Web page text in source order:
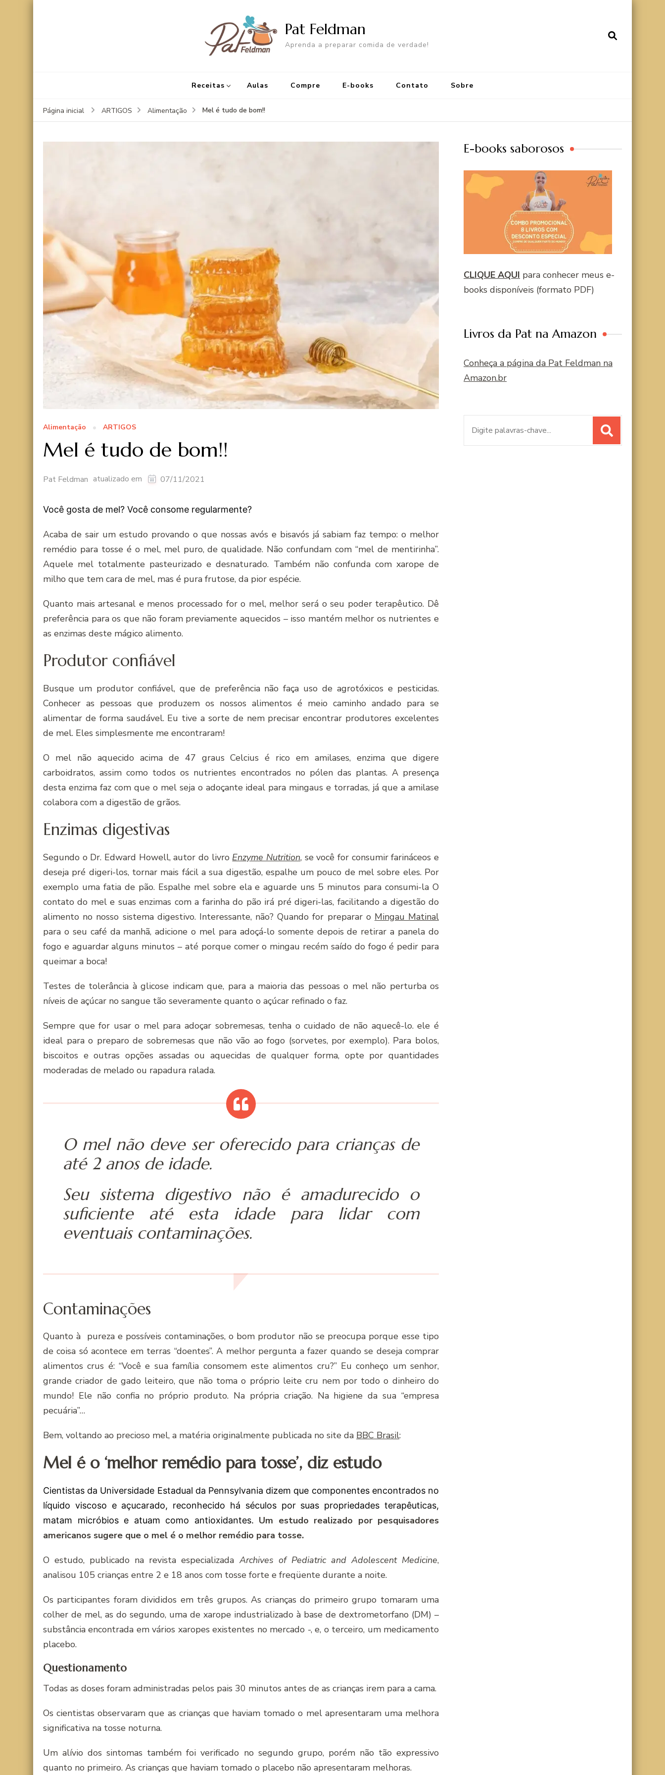
Pat Feldman
Aprenda a preparar comida de verdade!
Receitas Aulas Compre E-books Contato Sobre
Página inicial ARTIGOS Alimentação Mel é tudo de bom!!
Alimentação ARTIGOS
Mel é tudo de bom!!
Pat Feldman atualizado em 07/11/2021
Você gosta de mel? Você consome regularmente?
Acaba de sair um estudo provando o que nossas avós e bisavós já sabiam faz tempo: o melhor
remédio para tosse é o mel, mel puro, de qualidade. Não confundam com “mel de mentirinha”.
Aquele mel totalmente pasteurizado e desnaturado. Também não confunda com xarope de
milho que tem cara de mel, mas é pura frutose, da pior espécie.
Quanto mais artesanal e menos processado for o mel, melhor será o seu poder terapêutico. Dê
preferência para os que não foram previamente aquecidos – isso mantém melhor os nutrientes e
as enzimas deste mágico alimento.
Produtor confiável
Busque um produtor confiável, que de preferência não faça uso de agrotóxicos e pesticidas.
Conhecer as pessoas que produzem os nossos alimentos é meio caminho andado para se
alimentar de forma saudável. Eu tive a sorte de nem precisar encontrar produtores excelentes
de mel. Eles simplesmente me encontraram!
O mel não aquecido acima de 47 graus Celcius é rico em amilases, enzima que digere
carboidratos, assim como todos os nutrientes encontrados no pólen das plantas. A presença
desta enzima faz com que o mel seja o adoçante ideal para mingaus e torradas, já que a amilase
colabora com a digestão de grãos.
Enzimas digestivas
Segundo o Dr. Edward Howell, autor do livro Enzyme Nutrition, se você for consumir farináceos e
deseja pré digeri-los, tornar mais fácil a sua digestão, espalhe um pouco de mel sobre eles. Por
exemplo uma fatia de pão. Espalhe mel sobre ela e aguarde uns 5 minutos para consumi-la O
contato do mel e suas enzimas com a farinha do pão irá pré digeri-las, facilitando a digestão do
alimento no nosso sistema digestivo. Interessante, não? Quando for preparar o Mingau Matinal
para o seu café da manhã, adicione o mel para adoçá-lo somente depois de retirar a panela do
fogo e aguardar alguns minutos – até porque comer o mingau recém saído do fogo é pedir para
queimar a boca!
Testes de tolerância à glicose indicam que, para a maioria das pessoas o mel não perturba os
níveis de açúcar no sangue tão severamente quanto o açúcar refinado o faz.
Sempre que for usar o mel para adoçar sobremesas, tenha o cuidado de não aquecê-lo. ele é
ideal para o preparo de sobremesas que não vão ao fogo (sorvetes, por exemplo). Para bolos,
biscoitos e outras opções assadas ou aquecidas de qualquer forma, opte por quantidades
moderadas de melado ou rapadura ralada.
O mel não deve ser oferecido para crianças de
até 2 anos de idade.
Seu sistema digestivo não é amadurecido o
suficiente até esta idade para lidar com
eventuais contaminações.
Contaminações
Quanto à pureza e possíveis contaminações, o bom produtor não se preocupa porque esse tipo
de coisa só acontece em terras “doentes”. A melhor pergunta a fazer quando se deseja comprar
alimentos crus é: “Você e sua família consomem este alimentos cru?” Eu conheço um senhor,
grande criador de gado leiteiro, que não toma o próprio leite cru nem por todo o dinheiro do
mundo! Ele não confia no próprio produto. Na própria criação. Na higiene da sua “empresa
pecuária”…
Bem, voltando ao precioso mel, a matéria originalmente publicada no site da BBC Brasil:
Mel é o ‘melhor remédio para tosse’, diz estudo
Cientistas da Universidade Estadual da Pennsylvania dizem que componentes encontrados no
líquido viscoso e açucarado, reconhecido há séculos por suas propriedades terapêuticas,
matam micróbios e atuam como antioxidantes. Um estudo realizado por pesquisadores
americanos sugere que o mel é o melhor remédio para tosse.
O estudo, publicado na revista especializada Archives of Pediatric and Adolescent Medicine,
analisou 105 crianças entre 2 e 18 anos com tosse forte e freqüente durante a noite.
Os participantes foram divididos em três grupos. As crianças do primeiro grupo tomaram uma
colher de mel, as do segundo, uma de xarope industrializado à base de dextrometorfano (DM) –
substância encontrada em vários xaropes existentes no mercado -, e, o terceiro, um medicamento
placebo.
Questionamento
Todas as doses foram administradas pelos pais 30 minutos antes de as crianças irem para a cama.
Os cientistas observaram que as crianças que haviam tomado o mel apresentaram uma melhora
significativa na tosse noturna.
Um alí­vio dos sintomas também foi verificado no segundo grupo, porém não tão expressivo
quanto no primeiro. As crianças que haviam tomado o placebo não apresentaram melhoras.
E-books saborosos
CLIQUE AQUI para conhecer meus e-
books disponíveis (formato PDF)
Livros da Pat na Amazon
Conheça a página da Pat Feldman na
Amazon.br